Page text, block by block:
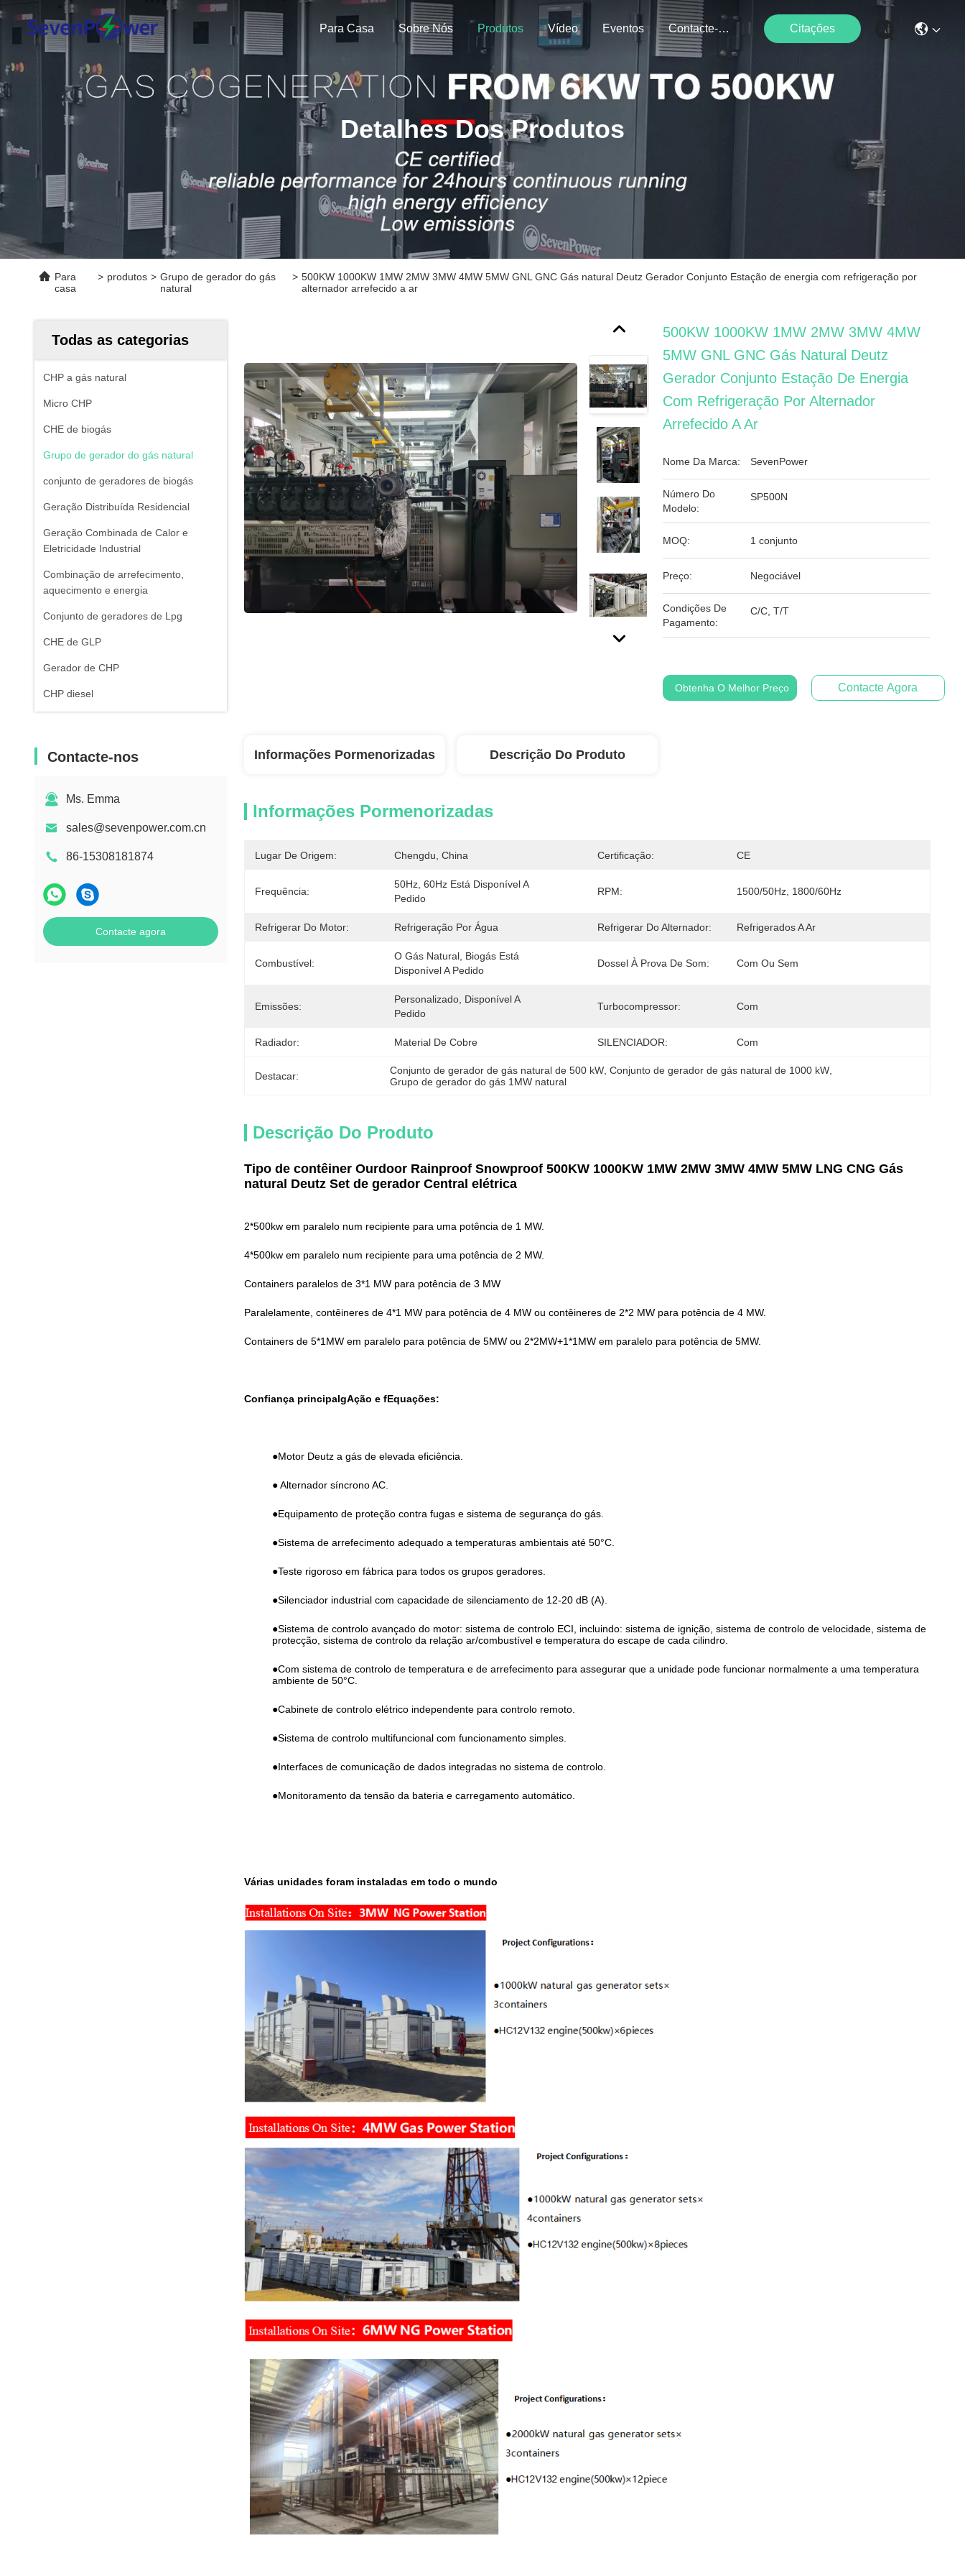
Para Casa Sobre Nós Produtos Vídeo Eventos Contacte-Nos Citações
Detalhes Dos Produtos
Para
casa
> produtos > Grupo de gerador do gás
natural
> 500KW 1000KW 1MW 2MW 3MW 4MW 5MW GNL GNC Gás natural Deutz Gerador Conjunto Estação de energia com refrigeração por
alternador arrefecido a ar
Todas as categorias
CHP a gás natural
Micro CHP
CHE de biogás
Grupo de gerador do gás natural
conjunto de geradores de biogás
Geração Distribuída Residencial
Geração Combinada de Calor e
Eletricidade Industrial
Combinação de arrefecimento,
aquecimento e energia
Conjunto de geradores de Lpg
CHE de GLP
Gerador de CHP
CHP diesel
Contacte-nos
Ms. Emma
sales@sevenpower.com.cn
86-15308181874
Contacte agora
500KW 1000KW 1MW 2MW 3MW 4MW
5MW GNL GNC Gás Natural Deutz
Gerador Conjunto Estação De Energia
Com Refrigeração Por Alternador
Arrefecido A Ar
Nome Da Marca: SevenPower
Número Do
Modelo:
SP500N
MOQ: 1 conjunto
Preço: Negociável
Condições De
Pagamento:
C/C, T/T
Obtenha O Melhor Preço Contacte Agora
Informações Pormenorizadas Descrição Do Produto
Informações Pormenorizadas
Lugar De Origem: Chengdu, China Certificação: CE
Frequência:
50Hz, 60Hz Está Disponível A
Pedido
RPM: 1500/50Hz, 1800/60Hz
Refrigerar Do Motor: Refrigeração Por Água Refrigerar Do Alternador: Refrigerados A Ar
Combustível:
O Gás Natural, Biogás Está
Disponível A Pedido
Dossel À Prova De Som: Com Ou Sem
Emissões:
Personalizado, Disponível A
Pedido
Turbocompressor: Com
Radiador: Material De Cobre SILENCIADOR: Com
Destacar: Conjunto de gerador de gás natural de 500 kW , Conjunto de gerador de gás natural de 1000 kW
Grupo de gerador do gás 1MW natural
Descrição Do Produto
Tipo de contêiner Ourdoor Rainproof Snowproof 500KW 1000KW 1MW 2MW 3MW 4MW 5MW LNG CNG Gás
natural Deutz Set de gerador Central elétrica
2*500kw em paralelo num recipiente para uma potência de 1 MW.
4*500kw em paralelo num recipiente para uma potência de 2 MW.
Containers paralelos de 3*1 MW para potência de 3 MW
Paralelamente, contêineres de 4*1 MW para potência de 4 MW ou contêineres de 2*2 MW para potência de 4 MW.
Containers de 5*1MW em paralelo para potência de 5MW ou 2*2MW+1*1MW em paralelo para potência de 5MW.
Confiança principalgAção e fEquações:
●Motor Deutz a gás de elevada eficiência.
● Alternador síncrono AC.
●Equipamento de proteção contra fugas e sistema de segurança do gás.
●Sistema de arrefecimento adequado a temperaturas ambientais até 50°C.
●Teste rigoroso em fábrica para todos os grupos geradores.
●Silenciador industrial com capacidade de silenciamento de 12-20 dB (A).
●Sistema de controlo avançado do motor: sistema de controlo ECI, incluindo: sistema de ignição, sistema de controlo de velocidade, sistema de
protecção, sistema de controlo da relação ar/combustível e temperatura do escape de cada cilindro.
●Com sistema de controlo de temperatura e de arrefecimento para assegurar que a unidade pode funcionar normalmente a uma temperatura
ambiente de 50°C.
●Cabinete de controlo elétrico independente para controlo remoto.
●Sistema de controlo multifuncional com funcionamento simples.
●Interfaces de comunicação de dados integradas no sistema de controlo.
●Monitoramento da tensão da bateria e carregamento automático.
Várias unidades foram instaladas em todo o mundo